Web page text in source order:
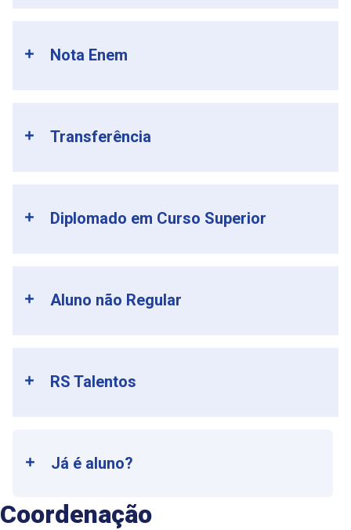
Nota Enem
Transferência
Diplomado em Curso Superior
Aluno não Regular
RS Talentos
Já é aluno?
Coordenação